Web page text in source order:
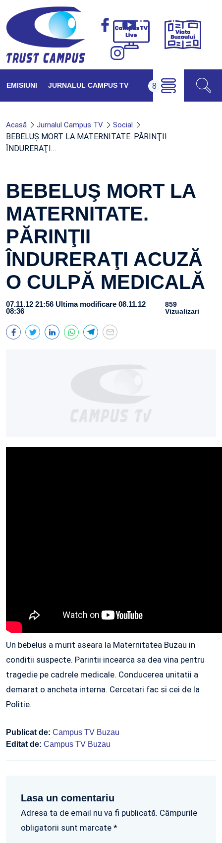
Campus
Viața
EMISIUNI JURNALUL CAMPUS TV
Acasă Jurnalul Campus TV Social
BEBELUŞ MORT LA MATERNITATE. PĂRINŢII
ÎNDURERAŢI…
BEBELUŞ MORT LA
MATERNITATE.
PĂRINŢII
ÎNDURERAŢI ACUZĂ
O CULPĂ MEDICALĂ
07.11.12 21:56 Ultima modificare 08.11.12
08:36
859
Vizualizari
Un bebelus a murit aseara la Maternitatea Buzau in
conditii suspecte. Parintii incearca sa dea vina pentru
tragedie pe cadrele medicale. Conducerea unitatii a
demarat o ancheta interna. Cercetari fac si cei de la
Politie.
Publicat de: Campus TV Buzau
Editat de: Campus TV Buzau
Lasa un comentariu
Adresa ta de email nu va fi publicată. Câmpurile
obligatorii sunt marcate *